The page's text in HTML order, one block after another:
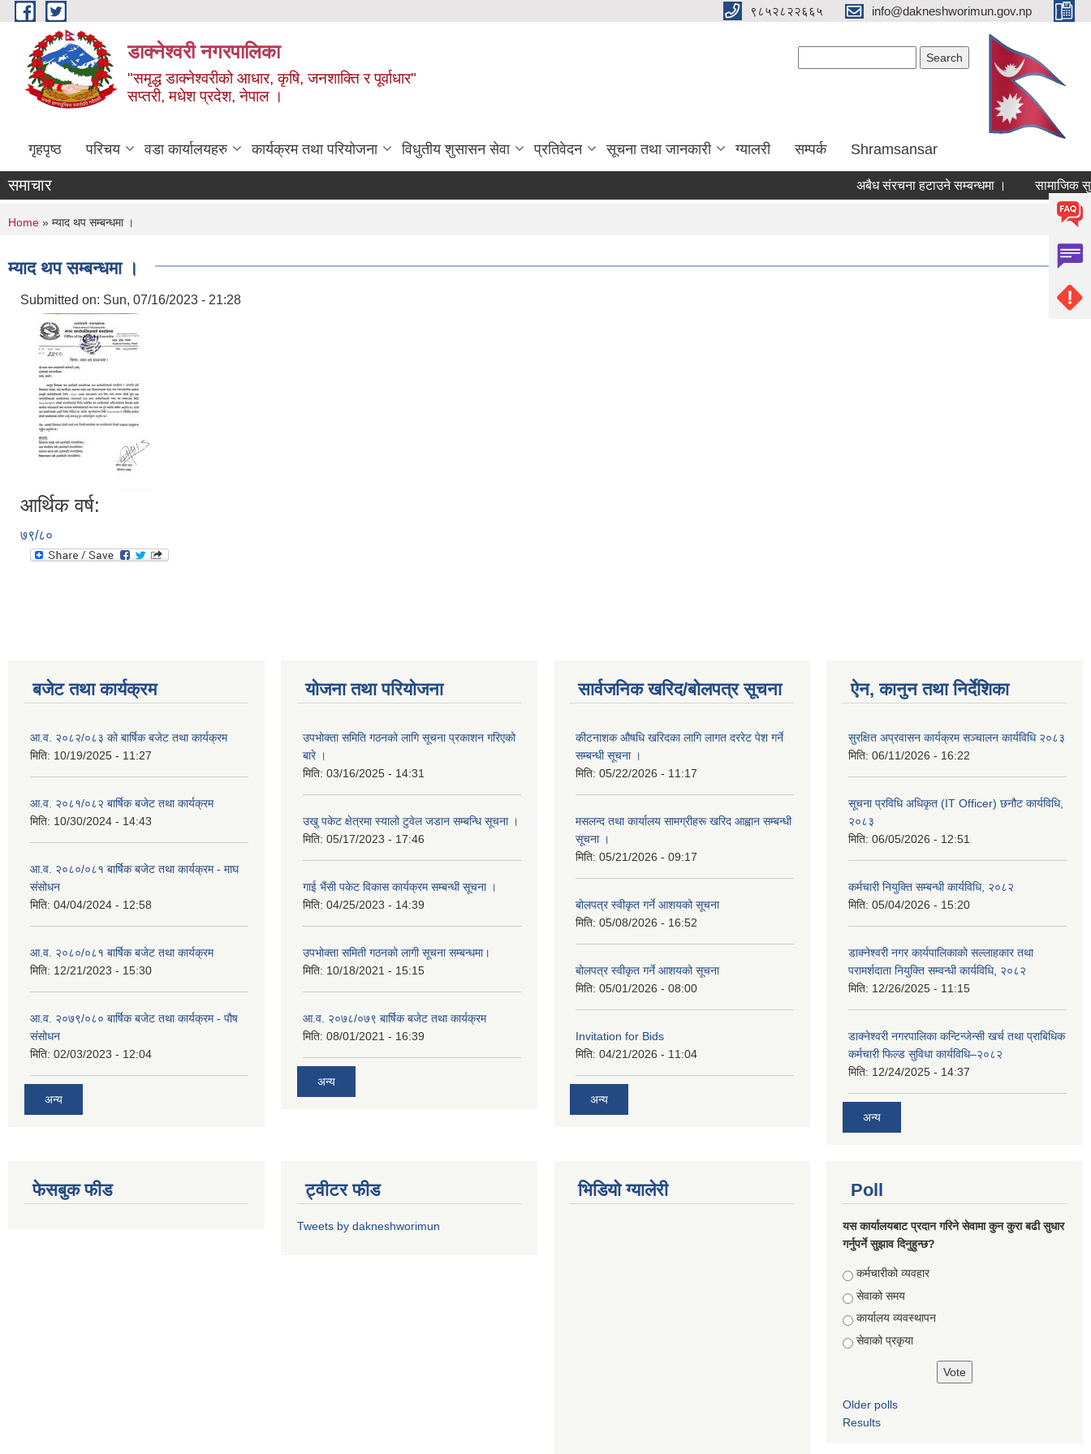
Skip to main content ९८५२८२२६६५ info@dakneshworimun.gov.np
डाक्नेश्वरी नगरपालिका
"समृद्ध डाक्नेश्वरीको आधार, कृषि, जनशाक्ति र पूर्वाधार"
सप्तरी, मधेश प्रदेश, नेपाल ।
गृहपृष्ठ परिचय वडा कार्यालयहरु कार्यक्रम तथा परियोजना विधुतीय शुसासन सेवा प्रतिवेदन सूचना तथा जानकारी ग्यालरी सम्पर्क Shramsansar
समाचार अबैध संरचना हटाउने सम्बन्धमा । सामाजिक
You are here
Home » म्याद थप सम्बन्धमा ।
म्याद थप सम्बन्धमा ।
Submitted on: Sun, 07/16/2023 - 21:28
आर्थिक वर्ष:
७९/८०
बजेट तथा कार्यक्रम
आ.व. २०८२/०८३ को बार्षिक बजेट तथा कार्यक्रम
मिति: 10/19/2025 - 11:27
आ.व. २०८१/०८२ बार्षिक बजेट तथा कार्यक्रम
मिति: 10/30/2024 - 14:43
आ.व. २०८०/०८१ बार्षिक बजेट तथा कार्यक्रम - माघ
संसोधन
मिति: 04/04/2024 - 12:58
आ.व. २०८०/०८१ बार्षिक बजेट तथा कार्यक्रम
मिति: 12/21/2023 - 15:30
आ.व. २०७९/०८० बार्षिक बजेट तथा कार्यक्रम - पौष
संसोधन
मिति: 02/03/2023 - 12:04
अन्य
योजना तथा परियोजना
उपभोक्ता समिति गठनको लागि सूचना प्रकाशन गरिएको
बारे ।
मिति: 03/16/2025 - 14:31
उखु पकेट क्षेत्रमा स्यालो टुवेल जडान सम्बन्धि सूचना ।
मिति: 05/17/2023 - 17:46
गाई भैंसी पकेट विकास कार्यक्रम सम्बन्धी सूचना ।
मिति: 04/25/2023 - 14:39
उपभोक्ता समिती गठनको लागी सूचना सम्बन्धमा।
मिति: 10/18/2021 - 15:15
आ.व. २०७८/०७९ बार्षिक बजेट तथा कार्यक्रम
मिति: 08/01/2021 - 16:39
अन्य
सार्वजनिक खरिद/बोलपत्र सूचना
कीटनाशक औषधि खरिदका लागि लागत दररेट पेश गर्ने
सम्बन्धी सूचना ।
मिति: 05/22/2026 - 11:17
मसलन्द तथा कार्यालय सामग्रीहरू खरिद आह्वान सम्बन्धी
सूचना ।
मिति: 05/21/2026 - 09:17
बोलपत्र स्वीकृत गर्ने आशयको सूचना
मिति: 05/08/2026 - 16:52
बोलपत्र स्वीकृत गर्ने आशयको सूचना
मिति: 05/01/2026 - 08:00
Invitation for Bids
मिति: 04/21/2026 - 11:04
अन्य
ऐन, कानुन तथा निर्देशिका
सुरक्षित अप्रवासन कार्यक्रम सञ्चालन कार्यविधि २०८३
मिति: 06/11/2026 - 16:22
सूचना प्रविधि अधिकृत (IT Officer) छनौट कार्यविधि,
२०८३
मिति: 06/05/2026 - 12:51
कर्मचारी नियुक्ति सम्बन्धी कार्यविधि, २०८२
मिति: 05/04/2026 - 15:20
डाक्नेश्वरी नगर कार्यपालिकाको सल्लाहकार तथा
परामर्शदाता नियुक्ति सम्वन्धी कार्यविधि, २०८२
मिति: 12/26/2025 - 11:15
डाक्नेश्वरी नगरपालिका कन्टिन्जेन्सी खर्च तथा प्राबिधिक
कर्मचारी फिल्ड सुविधा कार्यविधि–२०८२
मिति: 12/24/2025 - 14:37
अन्य
फेसबुक फीड ट्वीटर फीड
Tweets by dakneshworimun
भिडियाे ग्यालेरी Poll
यस कार्यालयबाट प्रदान गरिने सेवामा कुन कुरा बढी सुधार
गर्नुपर्ने सुझाव दिनुहुन्छ?
Choices
कर्मचारीको व्यवहार
सेवाको समय
कार्यालय व्यवस्थापन
सेवाको प्रकृया
Older polls
Results